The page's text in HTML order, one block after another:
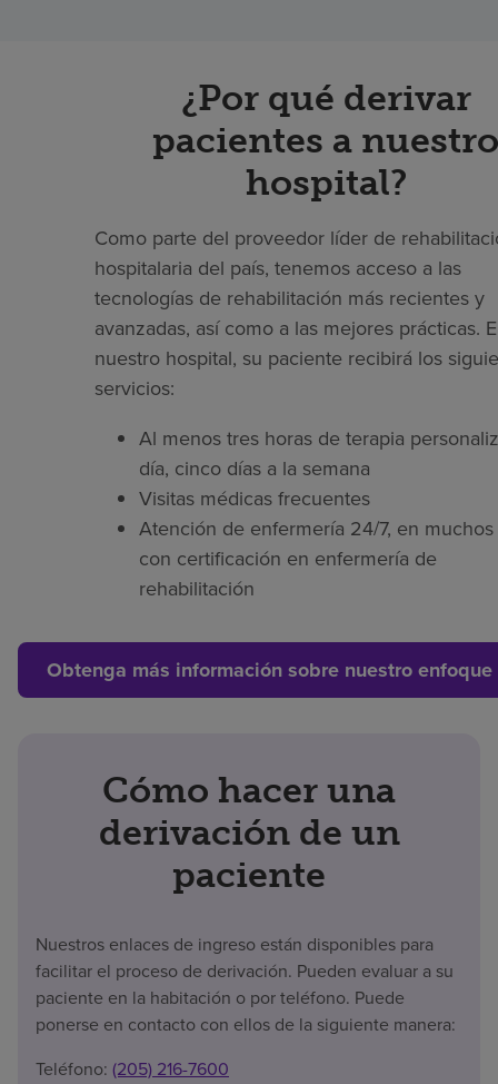
¿Por qué derivar
pacientes a nuestro
hospital?
Como parte del proveedor líder de
hospitalaria del país, tenemos acceso a las
tecnologías de rehabilitación más recientes y
avanzadas, así como a las mejores prácticas.
nuestro hospital, su paciente recibirá los
servicios:
Al menos tres horas de terapia
día, cinco días a la semana
Visitas médicas frecuentes
Atención de enfermería 24/7, en muchos
con certificación en enfermería de
rehabilitación
Obtenga más información sobre nuestro
Cómo hacer una
derivación de un
paciente
Nuestros enlaces de ingreso están disponibles para
facilitar el proceso de derivación. Pueden evaluar a su
paciente en la habitación o por teléfono. Puede
ponerse en contacto con ellos de la siguiente manera:
Teléfono: (205) 216-7600